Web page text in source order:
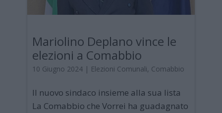
Mariolino Deplano vince le
elezioni a Comabbio
10 Giugno 2024| Elezioni Comunali, Comabbio
Il nuovo sindaco insieme alla sua lista
La Comabbio che Vorrei ha guadagnato